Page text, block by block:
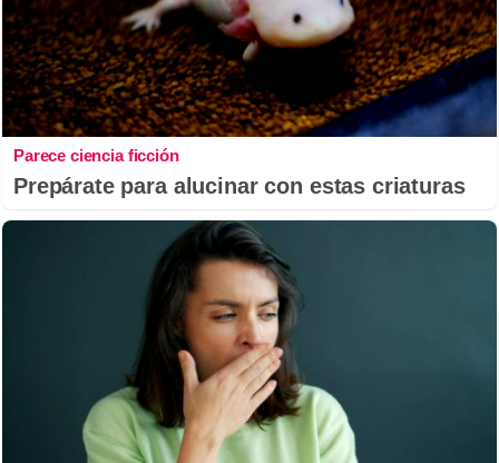
Parece ciencia ficción
Prepárate para alucinar con estas criaturas